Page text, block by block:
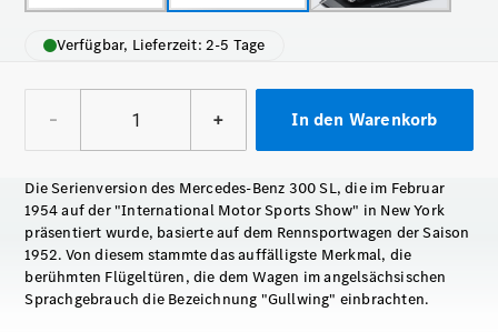
Verfügbar, Lieferzeit: 2-5 Tage
– + In den Warenkorb
Die Serienversion des Mercedes-Benz 300 SL, die im Februar
1954 auf der "International Motor Sports Show" in New York
präsentiert wurde, basierte auf dem Rennsportwagen der Saison
1952. Von diesem stammte das auffälligste Merkmal, die
berühmten Flügeltüren, die dem Wagen im angelsächsischen
Sprachgebrauch die Bezeichnung "Gullwing" einbrachten.